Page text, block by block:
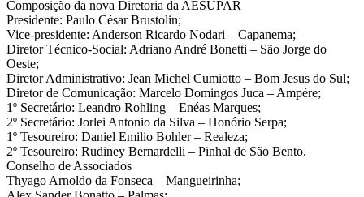
Composição da nova Diretoria da AESUPAR
Presidente: Paulo César Brustolin;
Vice-presidente: Anderson Ricardo Nodari – Capanema;
Diretor Técnico-Social: Adriano André Bonetti – São Jorge do
Oeste;
Diretor Administrativo: Jean Michel Cumiotto – Bom Jesus do Sul;
Diretor de Comunicação: Marcelo Domingos Juca – Ampére;
1º Secretário: Leandro Rohling – Enéas Marques;
2º Secretário: Jorlei Antonio da Silva – Honório Serpa;
1º Tesoureiro: Daniel Emilio Bohler – Realeza;
2º Tesoureiro: Rudiney Bernardelli – Pinhal de São Bento.
Conselho de Associados
Thyago Arnoldo da Fonseca – Mangueirinha;